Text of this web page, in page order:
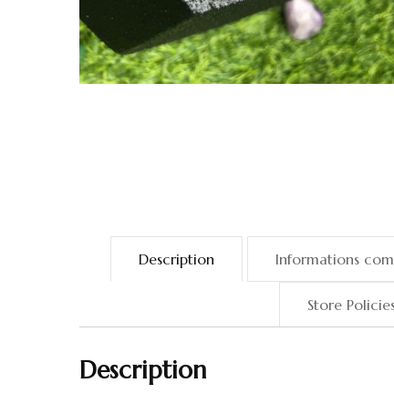
Description Informations
Store
Description